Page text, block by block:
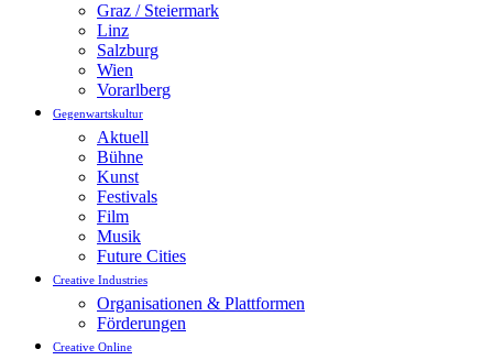
Graz / Steiermark
Linz
Salzburg
Wien
Vorarlberg
Gegenwartskultur
Aktuell
Bühne
Kunst
Festivals
Film
Musik
Future Cities
Creative Industries
Organisationen & Plattformen
Förderungen
Creative Online